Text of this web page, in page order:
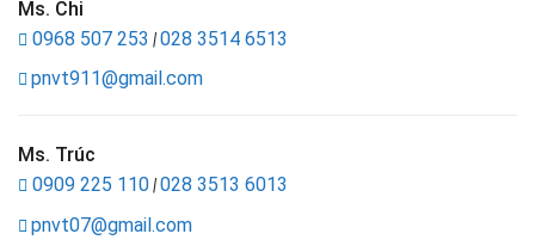
Ms. Chi
0968 507 253 |028 3514 6513
pnvt911@gmail.com
Ms. Trúc
0909 225 110|028 3513 6013
pnvt07@gmail.com